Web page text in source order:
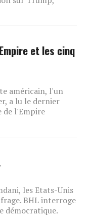
et les cinq
américain, l'un
a lu le dernier
de l'Empire
les Etats-Unis
BHL interroge
démocratique.